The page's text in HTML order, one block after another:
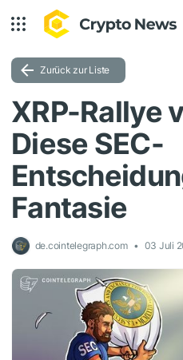
Zurück zur Liste
XRP-Rallye
Diese SEC-
Fantasie
de.cointelegraph.com 03 Juli